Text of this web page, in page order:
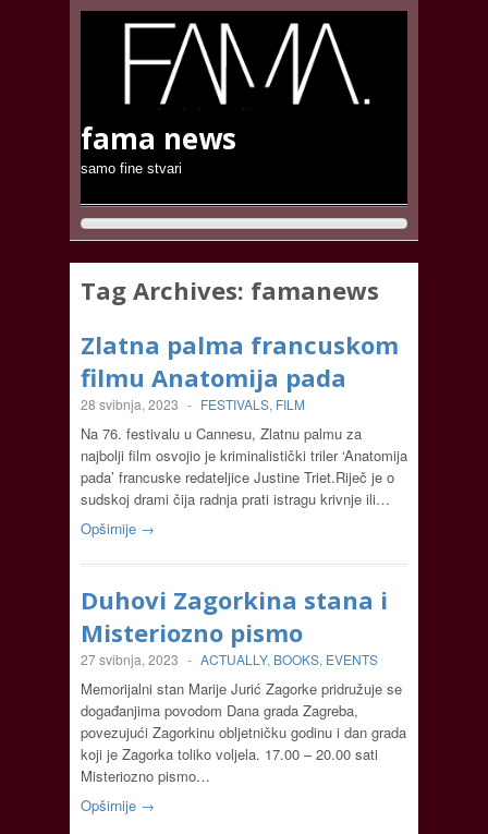
fama news
samo fine stvari
Tag Archives: famanews
Zlatna palma francuskom
filmu Anatomija pada
28 svibnja, 2023 - FESTIVALS, FILM
Na 76. festivalu u Cannesu, Zlatnu palmu za
najbolji film osvojio je kriminalistički triler ‘Anatomija
pada’ francuske redateljice Justine Triet.Riječ je o
sudskoj drami čija radnja prati istragu krivnje ili…
Opširnije →
Duhovi Zagorkina stana i
Misteriozno pismo
27 svibnja, 2023 - ACTUALLY, BOOKS, EVENTS
Memorijalni stan Marije Jurić Zagorke pridružuje se
događanjima povodom Dana grada Zagreba,
povezujući Zagorkinu obljetničku godinu i dan grada
koji je Zagorka toliko voljela. 17.00 – 20.00 sati
Misteriozno pismo…
Opširnije →